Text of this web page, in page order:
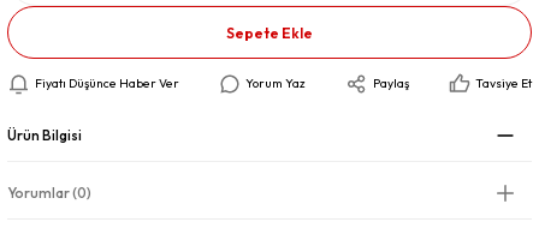
Sepete Ekle
Fiyatı Düşünce Haber Ver Yorum Yaz Paylaş Tavsiye Et
Ürün Bilgisi
Yorumlar (0)